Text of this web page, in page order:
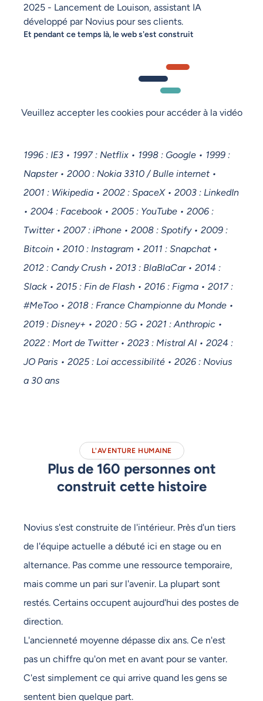
2025 - Lancement de Louison, assistant IA
développé par Novius pour ses clients.
Et pendant ce temps là, le web s'est construit
Veuillez accepter les cookies pour accéder à la vidéo
1996 : IE3 • 1997 : Netflix • 1998 : Google • 1999 :
Napster • 2000 : Nokia 3310 / Bulle internet •
2001 : Wikipedia • 2002 : SpaceX • 2003 : LinkedIn
• 2004 : Facebook • 2005 : YouTube • 2006 :
Twitter • 2007 : iPhone • 2008 : Spotify • 2009 :
Bitcoin • 2010 : Instagram • 2011 : Snapchat •
2012 : Candy Crush • 2013 : BlaBlaCar • 2014 :
Slack • 2015 : Fin de Flash • 2016 : Figma • 2017 :
#MeToo • 2018 : France Championne du Monde •
2019 : Disney+ • 2020 : 5G • 2021 : Anthropic •
2022 : Mort de Twitter • 2023 : Mistral AI • 2024 :
JO Paris • 2025 : Loi accessibilité • 2026 : Novius
a 30 ans
L'AVENTURE HUMAINE
Plus de 160 personnes ont
construit cette histoire
Novius s'est construite de l'intérieur. Près d'un tiers
de l'équipe actuelle a débuté ici en stage ou en
alternance. Pas comme une ressource temporaire,
mais comme un pari sur l'avenir. La plupart sont
restés. Certains occupent aujourd'hui des postes de
direction.
L'ancienneté moyenne dépasse dix ans. Ce n'est
pas un chiffre qu'on met en avant pour se vanter.
C'est simplement ce qui arrive quand les gens se
sentent bien quelque part.